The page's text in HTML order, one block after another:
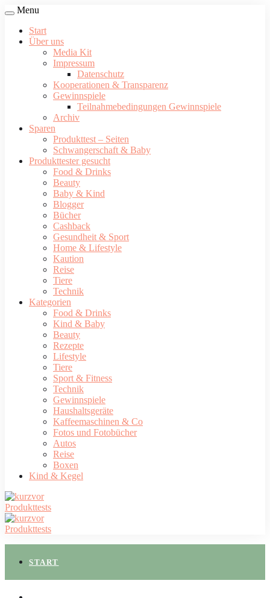
Menu
Start
Über uns
Media Kit
Impressum
Datenschutz
Kooperationen & Transparenz
Gewinnspiele
Teilnahmebedingungen Gewinnspiele
Archiv
Sparen
Produkttest – Seiten
Schwangerschaft & Baby
Produkttester gesucht
Food & Drinks
Beauty
Baby & Kind
Blogger
Bücher
Cashback
Gesundheit & Sport
Home & Lifestyle
Kaution
Reise
Tiere
Technik
Kategorien
Food & Drinks
Kind & Baby
Beauty
Rezepte
Lifestyle
Tiere
Sport & Fitness
Technik
Gewinnspiele
Haushaltsgeräte
Kaffeemaschinen & Co
Fotos und Fotobücher
Autos
Reise
Boxen
Kind & Kegel
START